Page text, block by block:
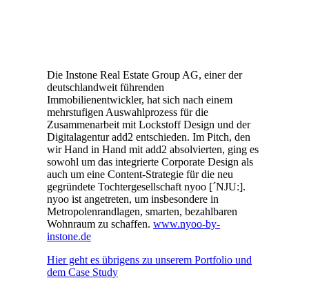
Die Instone Real Estate Group AG, einer der
deutschlandweit führenden
Immobilienentwickler, hat sich nach einem
mehrstufigen Auswahlprozess für die
Zusammenarbeit mit Lockstoff Design und der
Digitalagentur add2 entschieden. Im Pitch, den
wir Hand in Hand mit add2 absolvierten, ging es
sowohl um das integrierte Corporate Design als
auch um eine Content-Strategie für die neu
gegründete Tochtergesellschaft nyoo [´NJU:].
nyoo ist angetreten, um insbesondere in
Metropolenrandlagen, smarten, bezahlbaren
Wohnraum zu schaffen. www.nyoo-by-
instone.de
Hier geht es übrigens zu unserem Portfolio und
dem Case Study